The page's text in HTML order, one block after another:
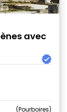
avec
Pourboires